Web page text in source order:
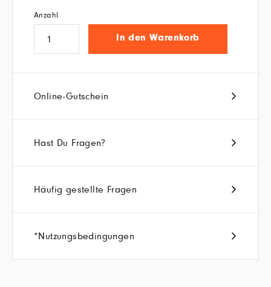
Anzahl
In den Warenkorb
Online-Gutschein
Hast Du Fragen?
Häufig gestellte Fragen
*Nutzungsbedingungen